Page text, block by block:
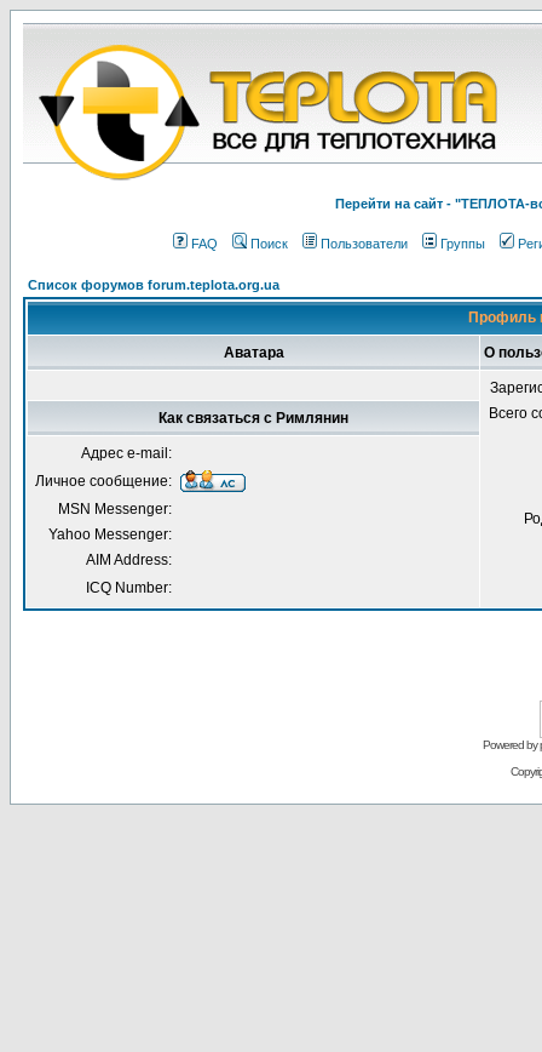
Перейти на cайт -
FAQ Поиск Пользователи Группы
Список форумов forum.teplota.org.ua
Профиль
Аватара О
Всего
Как связаться с Римлянин
Адрес e-mail:
Личное сообщение:
MSN Messenger:
Yahoo Messenger:
AIM Address:
ICQ Number:
Powered by